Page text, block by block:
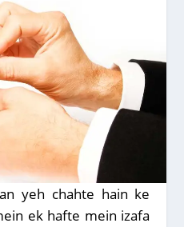
yeh chahte hain ke
ek hafte mein izafa